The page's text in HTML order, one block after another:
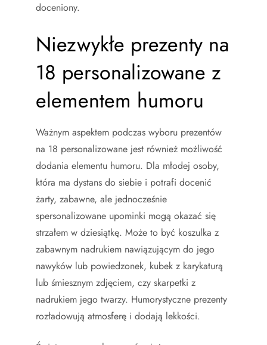
doceniony.
Niezwykłe prezenty na
18 personalizowane z
elementem humoru
Ważnym aspektem podczas wyboru prezentów
na 18 personalizowane jest również możliwość
dodania elementu humoru. Dla młodej osoby,
która ma dystans do siebie i potrafi docenić
żarty, zabawne, ale jednocześnie
spersonalizowane upominki mogą okazać się
strzałem w dziesiątkę. Może to być koszulka z
zabawnym nadrukiem nawiązującym do jego
nawyków lub powiedzonek, kubek z karykaturą
lub śmiesznym zdjęciem, czy skarpetki z
nadrukiem jego twarzy. Humorystyczne prezenty
rozładowują atmosferę i dodają lekkości.